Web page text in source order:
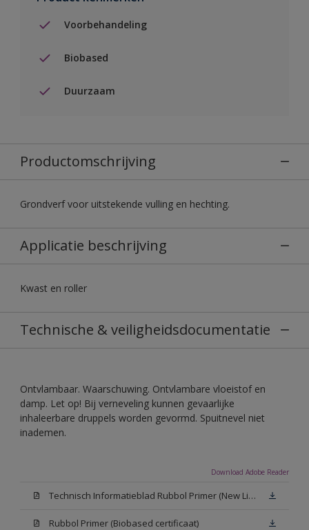
Voorbehandeling
Biobased
Duurzaam
Productomschrijving
Grondverf voor uitstekende vulling en hechting.
Applicatie beschrijving
Kwast en roller
Technische & veiligheidsdocumentatie
Ontvlambaar. Waarschuwing. Ontvlambare vloeistof en
damp. Let op! Bij verneveling kunnen gevaarlijke
inhaleerbare druppels worden gevormd. Spuitnevel niet
inademen.
Download Adobe Reader
Technisch Informatieblad Rubbol Primer (New Livery) (PDF)
Rubbol Primer (Biobased certificaat)